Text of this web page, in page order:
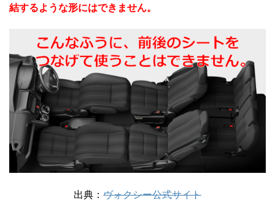
結するような形にはできません。
出典： ヴォクシー公式サイト